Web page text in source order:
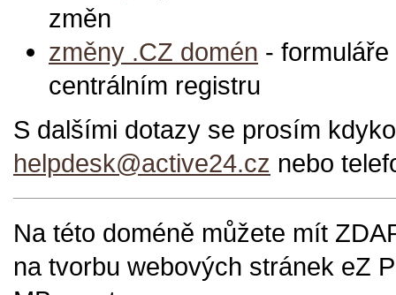
změn
změny .CZ domén -
centrálním registru
S dalšími dotazy se prosím
helpdesk@active24.cz nebo
Na této doméně můžete mít
na tvorbu webových stránek eZ